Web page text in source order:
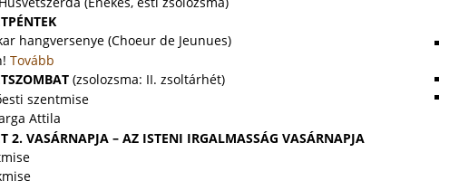
hangversenye (Choeur de Jeunues)
Tovább
(zsolozsma: II. zsoltárhét)
szentmise
Attila
2. VASÁRNAPJA – AZ ISTENI IRGALMASSÁG VASÁRNAPJA